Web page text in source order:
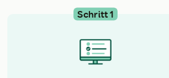
Schritt 1